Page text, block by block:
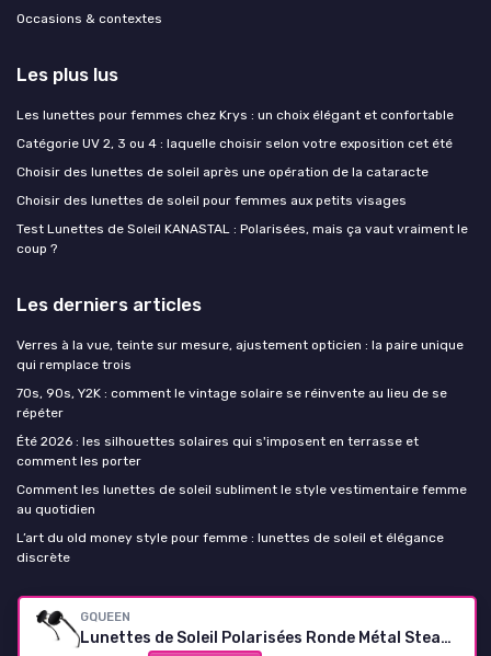
GQUEEN
Lunettes de Soleil Polarisées Ronde Métal Steampunk
Occasions & contextes
Les plus lus
Les lunettes pour femmes chez Krys : un choix élégant et confortable
Catégorie UV 2, 3 ou 4 : laquelle choisir selon votre exposition cet été
Choisir des lunettes de soleil après une opération de la cataracte
Choisir des lunettes de soleil pour femmes aux petits visages
Test Lunettes de Soleil KANASTAL : Polarisées, mais ça vaut vraiment le
coup ?
Les derniers articles
Verres à la vue, teinte sur mesure, ajustement opticien : la paire unique
qui remplace trois
70s, 90s, Y2K : comment le vintage solaire se réinvente au lieu de se
répéter
Été 2026 : les silhouettes solaires qui s'imposent en terrasse et
comment les porter
Comment les lunettes de soleil subliment le style vestimentaire femme
au quotidien
L’art du old money style pour femme : lunettes de soleil et élégance
discrète
Lunettes de soleil Femme